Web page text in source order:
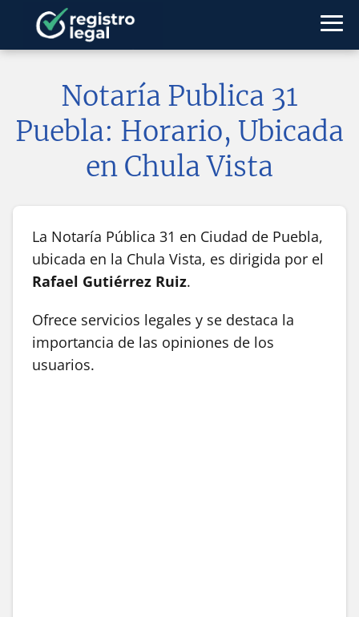
Notaría Publica 31
Puebla: Horario, Ubicada
en Chula Vista
La Notaría Pública 31 en Ciudad de Puebla,
ubicada en la Chula Vista, es dirigida por el
Rafael Gutiérrez Ruiz.
Ofrece servicios legales y se destaca la
importancia de las opiniones de los
usuarios.